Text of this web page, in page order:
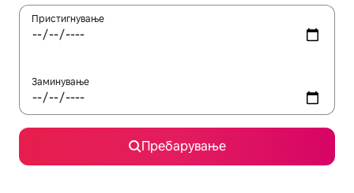
Пристигнување
Заминување
Пребарување